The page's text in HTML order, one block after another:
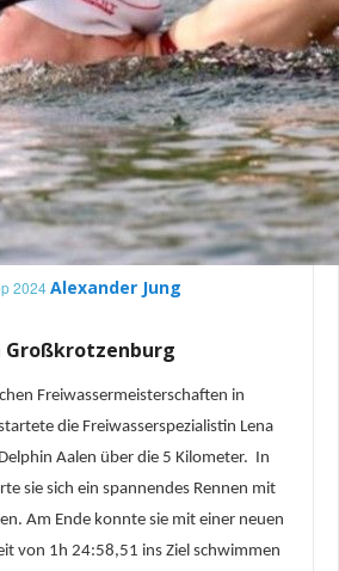
2024 Alexander Jung
Großkrotzenburg
Freiwassermeisterschaften in
die Freiwasserspezialistin Lena
Aalen über die 5 Kilometer. In
sie sich ein spannendes Rennen mit
Am Ende konnte sie mit einer neuen
von 1h 24:58,51 ins Ziel schwimmen